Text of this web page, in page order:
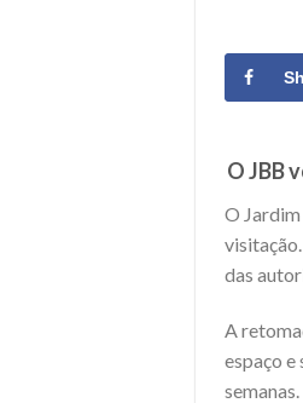
O JBB
O
das
A
espaço
semanas.